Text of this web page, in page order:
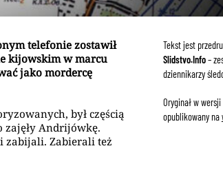
telefonie zostawił
kijowskim w marcu
jako mordercę
był częścią
zajęły Andrijówkę.
zabijali. Zabierali też
Tekst jest
Slidstvo.Info–
dziennikarzy
Oryginał w
opublikowany na